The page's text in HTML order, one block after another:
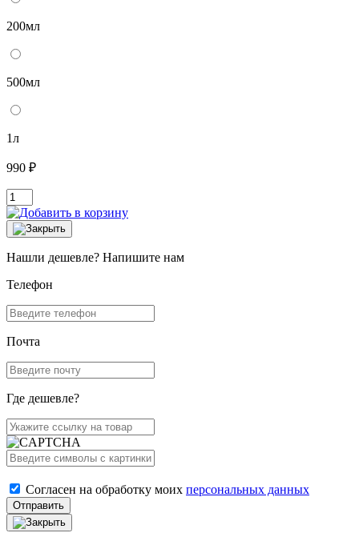
200мл
500мл
1л
990 ₽
Нашли дешевле? Напишите нам
Телефон
Почта
Где дешевле?
Согласен на обработку моих персональных данных
Отправить